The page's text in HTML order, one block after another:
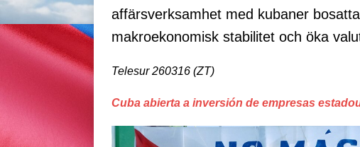
affärsverksamhet med kubaner
makroekonomisk stabilitet och öka
Telesur 260316 (ZT)
Cuba abierta a inversión de empresas